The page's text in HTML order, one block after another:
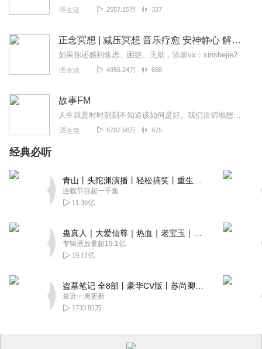
生活 2557.15万 337
正念冥想 | 减压冥想 音乐疗愈 安神静心 解郁降噪
如果你还感到焦虑、困惑、无助，添加vx：xinshejie2018、vx公众号：宣萱心伴，与主播宣萱开启心灵交流之旅，共建温暖的精神家园！如果你喜欢我的内容，请...
生活 4956.24万 668
故事FM
人生就是时时刻刻不知道该如何是好。我们迫切地想知道怎么解决问题，也同样挣扎着寻求理解和安慰。这样的你，并不孤独。重获新生的抑郁症病人；用一辈子摆脱原生家庭阴影的...
生活 6787.56万 975
经典必听
连载节目超一千集
11.36亿
专辑播放量超19.1亿
19.11亿
最近一周更新
1733.83万